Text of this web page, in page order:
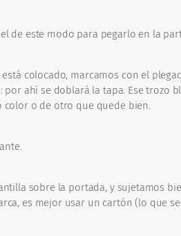
de este modo para pegarlo en la
está colocado, marcamos con el
por ahí se doblará la tapa. Ese trozo
color o de otro que quede bien.
sobre la portada, y sujetamos
es mejor usar un cartón (lo que